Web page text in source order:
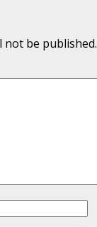
not be published.